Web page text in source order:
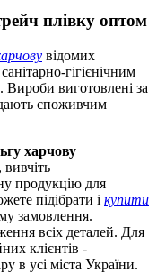
плівку оптом
відомих
гігієнічним
Вироби виготовлені за
споживчим
харчову
продукцію для
підібрати і купити
замовлення.
всіх деталей. Для
клієнтів -
в усі міста України.